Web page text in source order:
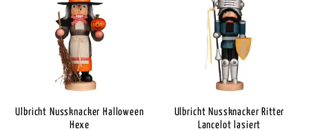
Ulbricht Nussknacker Halloween
Hexe
Ulbricht Nussknacker Ritter
Lancelot lasiert